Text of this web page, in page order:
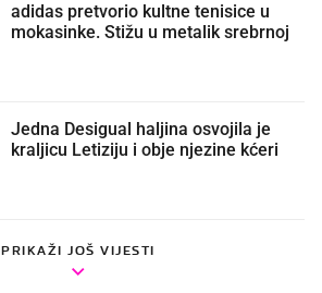
adidas pretvorio kultne tenisice u
mokasinke. Stižu u metalik srebrnoj
Jedna Desigual haljina osvojila je
kraljicu Letiziju i obje njezine kćeri
PRIKAŽI JOŠ VIJESTI